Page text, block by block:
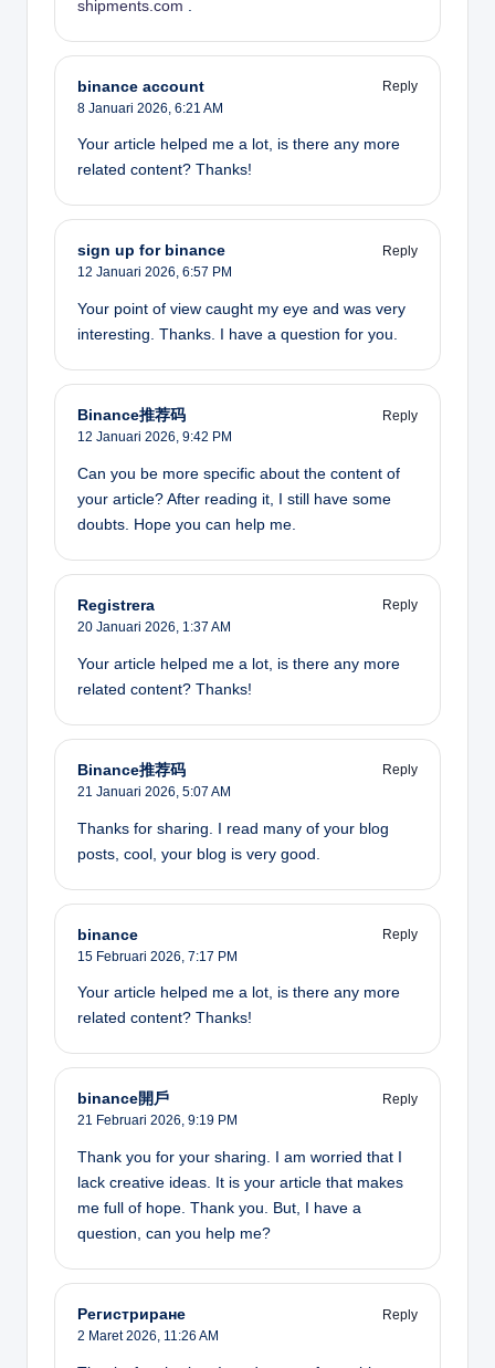
shipments.com
binance account
Reply
8 Januari 2026, 6:21 AM
Your article helped me a lot, is there any more
related content? Thanks!
sign up for binance
Reply
12 Januari 2026, 6:57 PM
Your point of view caught my eye and was very
interesting. Thanks. I have a question for you.
Binance推荐码
Reply
12 Januari 2026, 9:42 PM
Can you be more specific about the content of
your article? After reading it, I still have some
doubts. Hope you can help me.
Registrera
Reply
20 Januari 2026, 1:37 AM
Your article helped me a lot, is there any more
related content? Thanks!
Binance推荐码
Reply
21 Januari 2026, 5:07 AM
Thanks for sharing. I read many of your blog
posts, cool, your blog is very good.
binance
Reply
15 Februari 2026, 7:17 PM
Your article helped me a lot, is there any more
related content? Thanks!
binance開戶
Reply
21 Februari 2026, 9:19 PM
Thank you for your sharing. I am worried that I
lack creative ideas. It is your article that makes
me full of hope. Thank you. But, I have a
question, can you help me?
Регистриране
Reply
2 Maret 2026, 11:26 AM